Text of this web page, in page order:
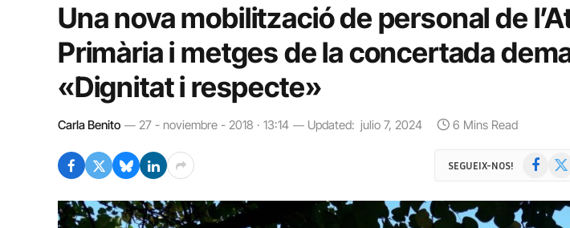
Una nova mobilització de personal de
Primària i metges de la concertada
«Dignitat i respecte»
Carla Benito 27 - noviembre - 2018 · 13:14 Updated: julio 7, 2024 6 Mins Read
SEGUEIX-NOS! Facebook